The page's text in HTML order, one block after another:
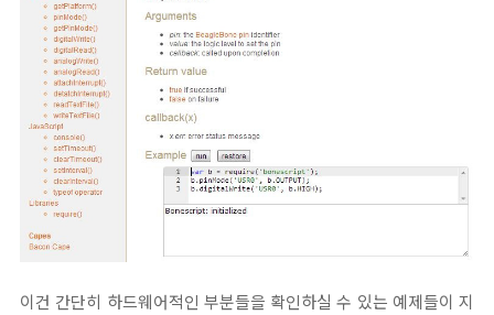
이건 간단히 하드웨어적인 부분들을 확인하실 수 있는 예제들이 지